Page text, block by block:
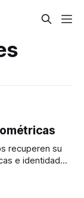
recuperen su
e identidad